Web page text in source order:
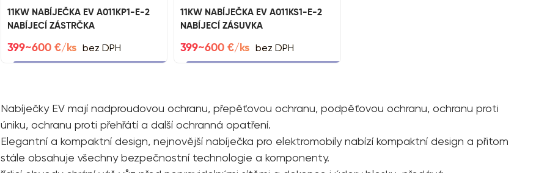
11KW NABÍJEČKA EV A011KP1-E-2
NABÍJECÍ ZÁSTRČKA
399~600 €/ks bez DPH
11KW NABÍJEČKA EV A011KS1-E-2
NABÍJECÍ ZÁSUVKA
399~600 €/ks bez DPH
Nabíječky EV mají nadproudovou ochranu, přepěťovou ochranu, podpěťovou ochranu, ochranu proti
úniku, ochranu proti přehřátí a další ochranná opatření.
Elegantní a kompaktní design, nejnovější nabíječka pro elektromobily nabízí kompaktní design a přitom
stále obsahuje všechny bezpečnostní technologie a komponenty.